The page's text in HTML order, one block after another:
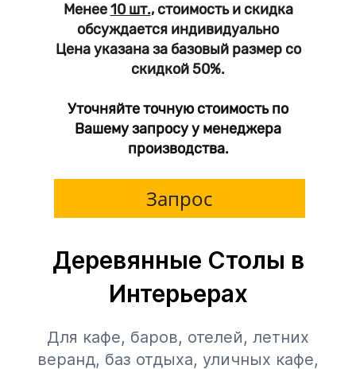
Менее10 шт., стоимость и скидка
обсуждается индивидуально
Цена указана за базовый размер со
скидкой 50%.
Уточняйте точную стоимость по
Вашему запросу у менеджера
производства.
Запрос
Деревянные Столы в
Интерьерах
Для кафе, баров, отелей, летних
веранд, баз отдыха, уличных кафе,